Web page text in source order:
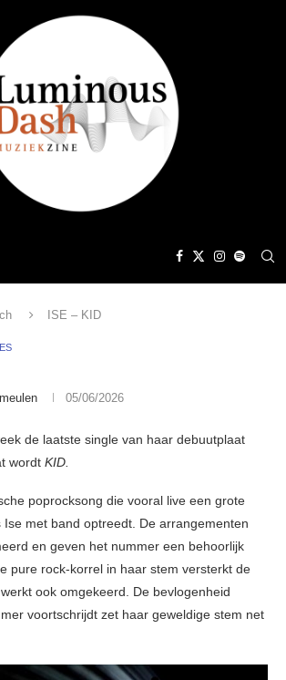
ISE – KID
05/06/2026
de laatste single van haar debuutplaat
wordt KID.
poprocksong die vooral live een grote
Ise met band optreedt. De arrangementen
en geven het nummer een behoorlijk
pure rock-korrel in haar stem versterkt de
ook omgekeerd. De bevlogenheid
voortschrijdt zet haar geweldige stem net